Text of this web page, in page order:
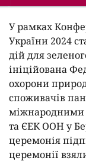
У рамках
України 2024
дій для
ініційована
охорони
споживачів
та ЄЕК ООН у
церемонія
церемонії